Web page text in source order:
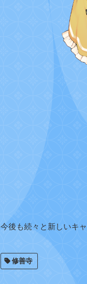
今後も続々と新しいキ
修善寺